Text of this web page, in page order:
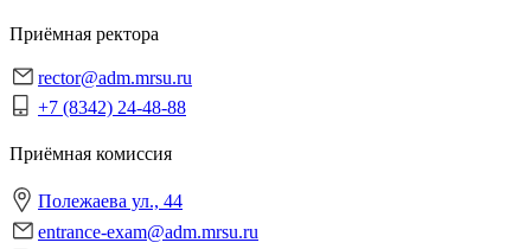
Приёмная ректора
rector@adm.mrsu.ru
+7 (8342) 24-48-88
Приёмная комиссия
Полежаева ул., 44
entrance-exam@adm.mrsu.ru